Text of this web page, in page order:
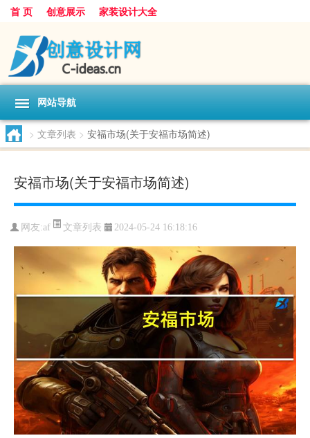
首 页 创意展示 家装设计大全
网站导航
> 文章列表 > 安福市场(关于安福市场简述)
安福市场(关于安福市场简述)
网友:af 文章列表 2024-05-24 16:18:16